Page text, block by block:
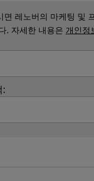
면 레노버의 마케팅 및
. 자세한 내용은 개인정
: